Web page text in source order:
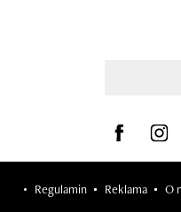
Visit us onVisit
Regulamin Reklama O